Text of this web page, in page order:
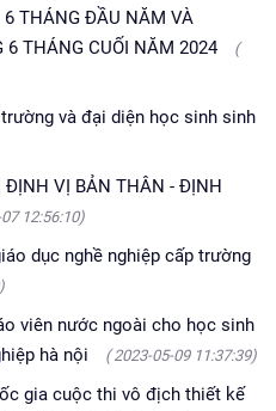
THÁNG ĐẦU NĂM VÀ
6 THÁNG CUỐI NĂM 2024
(
và đại diện học sinh sinh
ĐỊNH VỊ BẢN THÂN - ĐỊNH
12:56:10)
dục nghề nghiệp cấp trường
viên nước ngoài cho học sinh
hà nội
( 2023-05-09 11:37:39)
gia cuộc thi vô địch thiết kế